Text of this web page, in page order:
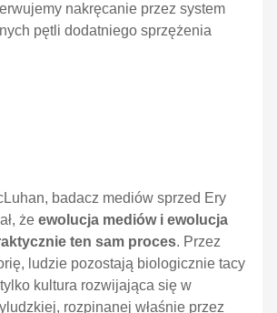
nakręcanie przez system
pętli dodatniego sprzężenia
badacz mediów sprzed Ery
że ewolucja mediów i ewolucja
ten sam proces. Przez
ludzie pozostają biologicznie tacy
kultura rozwijająca się w
rozpinanej właśnie przez